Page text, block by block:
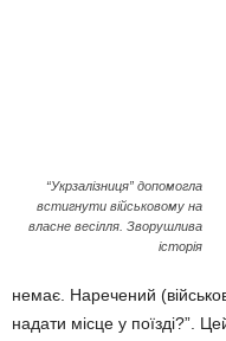
“Укрзалізниця” допомогла
встигнути військовому на
власне весілля. Зворушлива
історія
немає. Наречений
надати місце у поїзді?”.